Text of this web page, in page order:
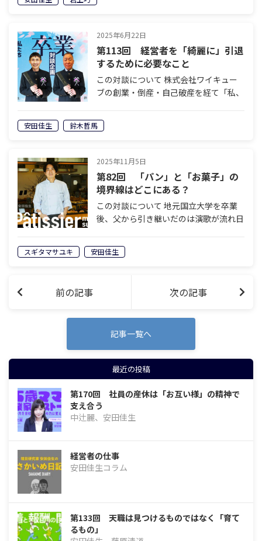
「mahaloco（マハロコ）」には、岩上
2025年6月22日
第113回 経営者を「綺麗に」引退
するために必要なこと
この対談について 株式会社ワイキュー
ブの創業・倒産・自己破産を経て「私、
佳生と、岐阜県美濃加茂エリアで老舗の
葬祭会社を経営し、60歳で経営から退
ケど…
安田佳生 鈴木哲馬
2025年11月5日
第82回 「パン」と「お菓子」の
境界線はどこにある？
この対談について 地元国立大学を卒業
後、父から引き継いだのは演歌が流れ日
をいったいどのようにしてメディア取材
の殺到する人気店へと変貌させたのかー
スギタマサユキ 安田佳生
前の記事 次の記事
記事一覧へ
最近の投稿
第170回 社員の産休は「お互い様」の精神で
支え合う
中辻麗、安田佳生
経営者の仕事
安田佳生コラム
第133回 天職は見つけるものではなく「育て
るもの」